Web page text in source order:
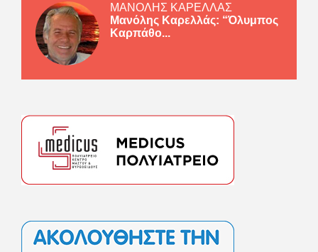
ΜΑΝΟΛΗΣ ΚΑΡΕΛΛΑΣ
Μανόλης Καρελλάς: “Όλυμπος
Καρπάθο...